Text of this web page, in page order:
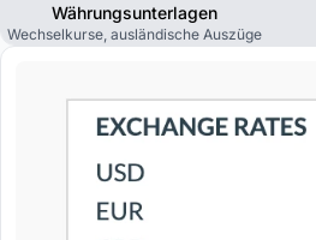
Währungsunterlagen
Wechselkurse, ausländische Auszüge